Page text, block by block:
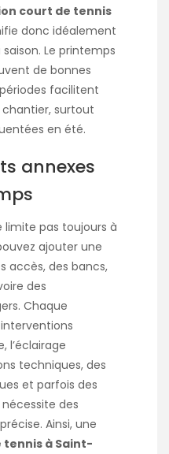
court de tennis
donc idéalement
Le printemps
de bonnes
facilitent
chantier, surtout
en été.
annexes
limite pas toujours à
ajouter une
accès, des bancs,
des
Chaque
l’éclairage
techniques, des
et parfois des
des
Ainsi, une
à Saint-